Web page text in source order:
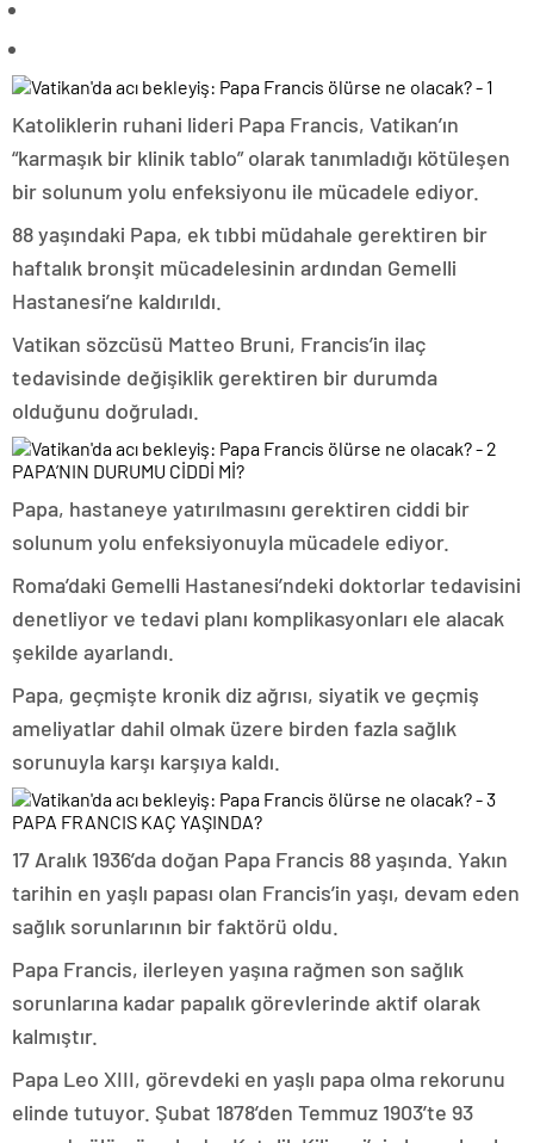
Katoliklerin ruhani lideri Papa Francis, Vatikan’ın
“karmaşık bir klinik tablo” olarak tanımladığı kötüleşen
bir solunum yolu enfeksiyonu ile mücadele ediyor.
88 yaşındaki Papa, ek tıbbi müdahale gerektiren bir
haftalık bronşit mücadelesinin ardından Gemelli
Hastanesi’ne kaldırıldı.
Vatikan sözcüsü Matteo Bruni, Francis’in ilaç
tedavisinde değişiklik gerektiren bir durumda
olduğunu doğruladı.
PAPA’NIN DURUMU CİDDİ Mİ?
Papa, hastaneye yatırılmasını gerektiren ciddi bir
solunum yolu enfeksiyonuyla mücadele ediyor.
Roma’daki Gemelli Hastanesi’ndeki doktorlar tedavisini
denetliyor ve tedavi planı komplikasyonları ele alacak
şekilde ayarlandı.
Papa, geçmişte kronik diz ağrısı, siyatik ve geçmiş
ameliyatlar dahil olmak üzere birden fazla sağlık
sorunuyla karşı karşıya kaldı.
PAPA FRANCIS KAÇ YAŞINDA?
17 Aralık 1936’da doğan Papa Francis 88 yaşında. Yakın
tarihin en yaşlı papası olan Francis’in yaşı, devam eden
sağlık sorunlarının bir faktörü oldu.
Papa Francis, ilerleyen yaşına rağmen son sağlık
sorunlarına kadar papalık görevlerinde aktif olarak
kalmıştır.
Papa Leo XIII, görevdeki en yaşlı papa olma rekorunu
elinde tutuyor. Şubat 1878’den Temmuz 1903’te 93